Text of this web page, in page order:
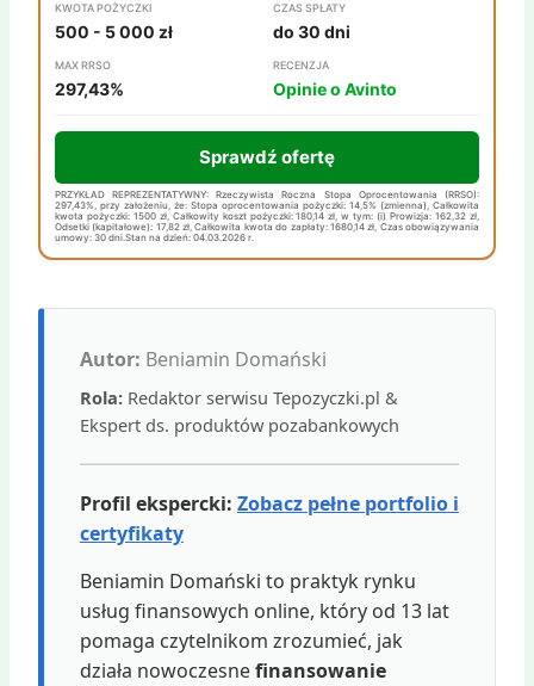
KWOTA POŻYCZKI
500 - 5 000 zł
CZAS SPŁATY
do 30 dni
MAX RRSO
297,43%
RECENZJA
Opinie o Avinto
Sprawdź ofertę
PRZYKŁAD REPREZENTATYWNY: Rzeczywista Roczna Stopa Oprocentowania (RRSO):
297,43%, przy założeniu, że: Stopa oprocentowania pożyczki: 14,5% (zmienna), Całkowita
kwota pożyczki: 1500 zł, Całkowity koszt pożyczki: 180,14 zł, w tym: (i) Prowizja: 162,32 zł,
Odsetki (kapitałowe): 17,82 zł, Całkowita kwota do zapłaty: 1680,14 zł, Czas obowiązywania
umowy: 30 dni.Stan na dzień: 04.03.2026 r.
Autor: Beniamin Domański
Rola: Redaktor serwisu Tepozyczki.pl &
Ekspert ds. produktów pozabankowych
Profil ekspercki: Zobacz pełne portfolio i
certyfikaty
Beniamin Domański to praktyk rynku
usług finansowych online, który od 13 lat
pomaga czytelnikom zrozumieć, jak
działa nowoczesnefinansowanie